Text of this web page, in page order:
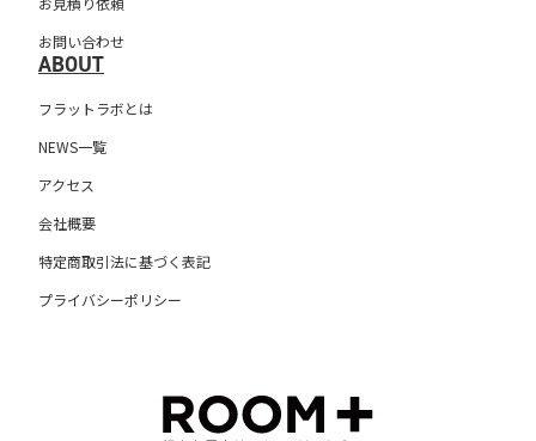
お問い合わせ
ABOUT
フラットラボとは
NEWS一覧
アクセス
会社概要
特定商取引法に基づく表記
プライバシーポリシー